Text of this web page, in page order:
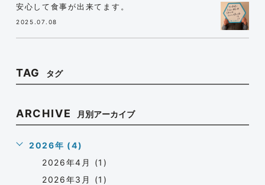
安心して食事が出来てます。
2025.07.08
TAG タグ
ARCHIVE 月別アーカイブ
2026年 (4)
2026年4月 (1)
2026年3月 (1)